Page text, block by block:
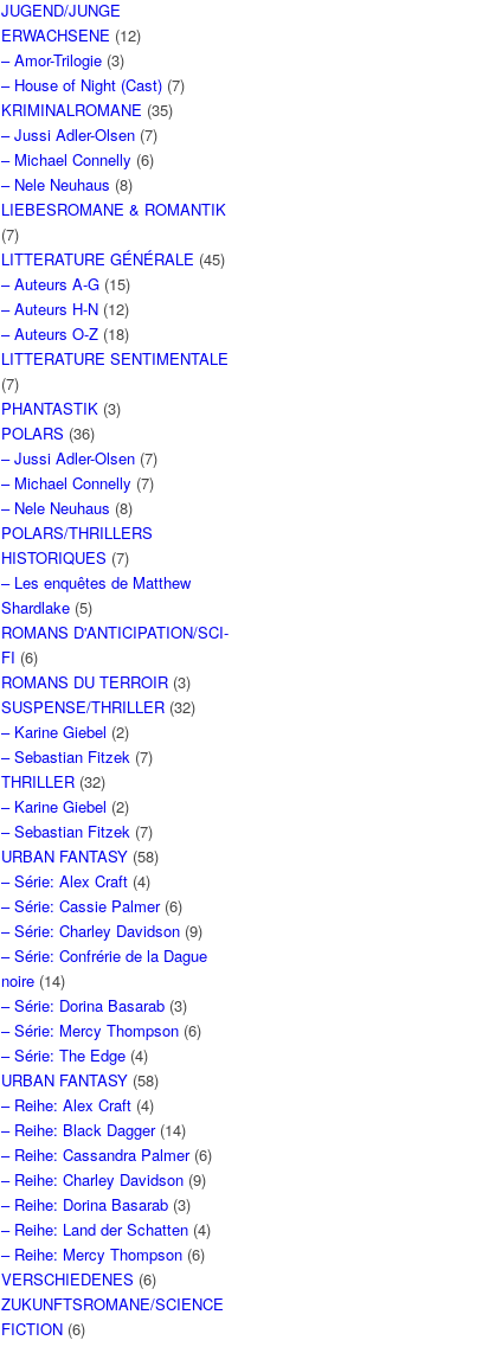
JUGEND/JUNGE
ERWACHSENE (12)
– Amor-Trilogie (3)
– House of Night (Cast) (7)
KRIMINALROMANE (35)
– Jussi Adler-Olsen (7)
– Michael Connelly (6)
– Nele Neuhaus (8)
LIEBESROMANE & ROMANTIK
(7)
LITTERATURE GÉNÉRALE (45)
– Auteurs A-G (15)
– Auteurs H-N (12)
– Auteurs O-Z (18)
LITTERATURE SENTIMENTALE
(7)
PHANTASTIK (3)
POLARS (36)
– Jussi Adler-Olsen (7)
– Michael Connelly (7)
– Nele Neuhaus (8)
POLARS/THRILLERS
HISTORIQUES (7)
– Les enquêtes de Matthew
Shardlake (5)
ROMANS D'ANTICIPATION/SCI-
FI (6)
ROMANS DU TERROIR (3)
SUSPENSE/THRILLER (32)
– Karine Giebel (2)
– Sebastian Fitzek (7)
THRILLER (32)
– Karine Giebel (2)
– Sebastian Fitzek (7)
URBAN FANTASY (58)
– Série: Alex Craft (4)
– Série: Cassie Palmer(6)
– Série: Charley Davidson (9)
– Série: Confrérie de la Dague
noire (14)
– Série: Dorina Basarab (3)
– Série: Mercy Thompson (6)
– Série: The Edge (4)
URBAN FANTASY (58)
– Reihe: Alex Craft (4)
– Reihe: Black Dagger(14)
– Reihe: Cassandra Palmer(6)
– Reihe: Charley Davidson (9)
– Reihe: Dorina Basarab (3)
– Reihe: Land der Schatten (4)
– Reihe: Mercy Thompson (6)
VERSCHIEDENES (6)
ZUKUNFTSROMANE/SCIENCE
FICTION (6)